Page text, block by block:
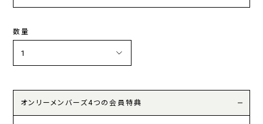
数量
オンリーメンバーズ4つの会員特典